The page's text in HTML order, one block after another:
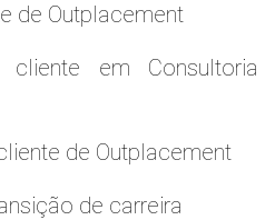
de Outplacement
em Consultoria
de Outplacement
de carreira